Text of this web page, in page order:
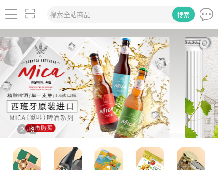
搜索全站商品 搜索
2 / 3